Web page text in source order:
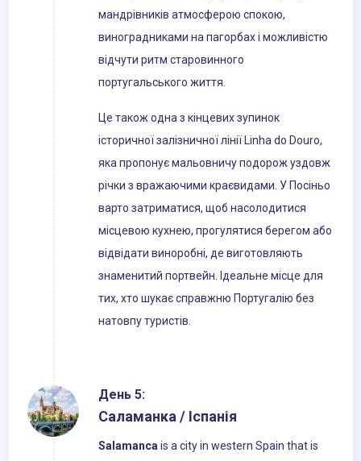
мандрівників атмосферою спокою,
виноградниками на пагорбах і можливістю
відчути ритм старовинного
португальського життя.
Це також одна з кінцевих зупинок
історичної залізничної лінії Linha do Douro,
яка пропонує мальовничу подорож уздовж
річки з вражаючими краєвидами. У Посіньо
варто затриматися, щоб насолодитися
місцевою кухнею, прогулятися берегом або
відвідати виноробні, де виготовляють
знаменитий портвейн. Ідеальне місце для
тих, хто шукає справжню Португалію без
натовпу туристів.
День 5:
Саламанка / Іспанія
Salamancais a city in western Spain that is